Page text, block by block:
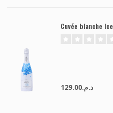
Cuvée blanche
د.م.129.00